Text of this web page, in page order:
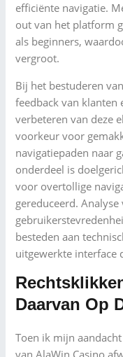
efficiënte navigatie.
out van het platform
als beginners,
vergroot.
Bij het bestuderen
feedback van
verbeteren van deze
voorkeur voor
navigatiepaden naar
onderdeel is
voor overtollige
gereduceerd.
besteden aan
uitgewerkte interface
Daarvan Op
Toen ik mijn